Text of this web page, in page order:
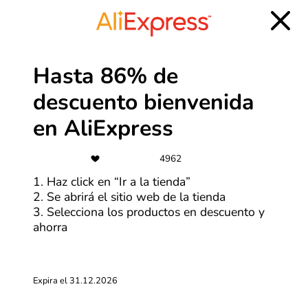
Más cupones de Alibaba
-40%
Ofertas Samsung de hasta 40%
OFF
Más cupones de Samsung
-90%
Ofertas de hasta 90% de descuento
Hasta 86% de
descuento bienvenida
en AliExpress
4962
1. Haz click en “Ir a la tienda”
2. Se abrirá el sitio web de la tienda
3. Selecciona los productos en descuento y
ahorra
Expira el 31.12.2026